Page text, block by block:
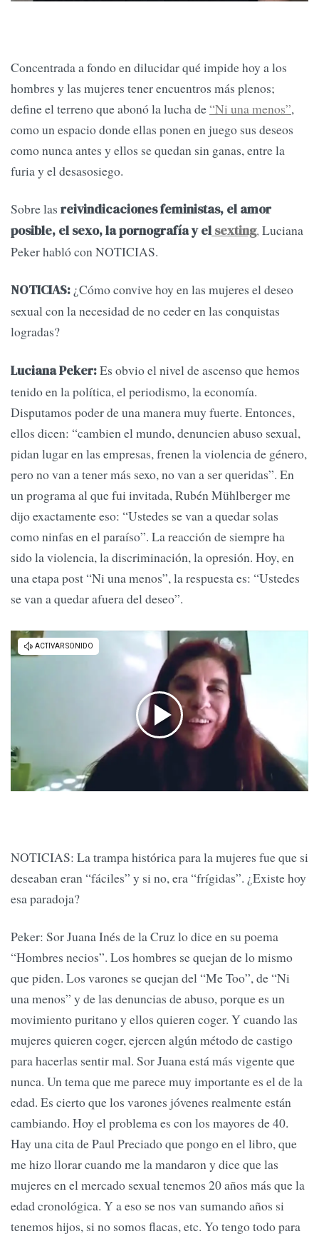
Concentrada a fondo en dilucidar qué impide hoy a los
hombres y las mujeres tener encuentros más plenos;
define el terreno que abonó la lucha de “Ni una menos”,
como un espacio donde ellas ponen en juego sus deseos
como nunca antes y ellos se quedan sin ganas, entre la
furia y el desasosiego.
Sobre las reivindicaciones feministas, el amor
posible, el sexo, la pornografía y elsexting,Luciana
Peker habló con NOTICIAS.
NOTICIAS: ¿Cómo convive hoy en las mujeres el deseo
sexual con la necesidad de no ceder en las conquistas
logradas?
Luciana Peker:Es obvio el nivel de ascenso que hemos
tenido en la política, el periodismo, la economía.
Disputamos poder de una manera muy fuerte. Entonces,
ellos dicen: “cambien el mundo, denuncien abuso sexual,
pidan lugar en las empresas, frenen la violencia de género,
pero no van a tener más sexo, no van a ser queridas”. En
un programa al que fui invitada, Rubén Mühlberger me
dijo exactamente eso: “Ustedes se van a quedar solas
como ninfas en el paraíso”. La reacción de siempre ha
sido la violencia, la discriminación, la opresión. Hoy, en
una etapa post “Ni una menos”, la respuesta es: “Ustedes
se van a quedar afuera del deseo”.
NOTICIAS: La trampa histórica para la mujeres fue que si
deseaban eran “fáciles” y si no, era “frígidas”. ¿Existe hoy
esa paradoja?
Peker: Sor Juana Inés de la Cruz lo dice en su poema
“Hombres necios”. Los hombres se quejan de lo mismo
que piden. Los varones se quejan del “Me Too”, de “Ni
una menos” y de las denuncias de abuso, porque es un
movimiento puritano y ellos quieren coger. Y cuando las
mujeres quieren coger, ejercen algún método de castigo
para hacerlas sentir mal. Sor Juana está más vigente que
nunca. Un tema que me parece muy importante es el de la
edad. Es cierto que los varones jóvenes realmente están
cambiando. Hoy el problema es con los mayores de 40.
Hay una cita de Paul Preciado que pongo en el libro, que
me hizo llorar cuando me la mandaron y dice que las
mujeres en el mercado sexual tenemos 20 años más que la
edad cronológica. Y a eso se nos van sumando años si
tenemos hijos, si no somos flacas, etc. Yo tengo todo para